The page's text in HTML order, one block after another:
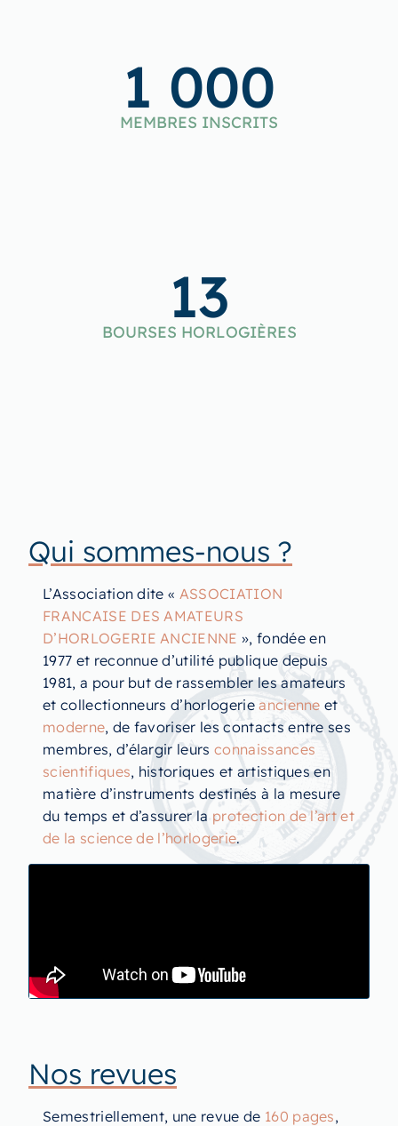
MEMBRES INSCRITS
1 000
BOURSES HORLOGIÈRES
13
Qui sommes-nous ?
L’Association dite « ASSOCIATION
FRANCAISE DES AMATEURS
D’HORLOGERIE ANCIENNE », fondée en
1977 et reconnue d’utilité publique depuis
1981, a pour but de rassembler les amateurs
et collectionneurs d’horlogerieancienne et
moderne, de favoriser les contacts entre ses
membres, d’élargir leursconnaissances
scientifiques, historiques et artistiques en
matière d’instruments destinés à la mesure
du temps et d’assurer la protection de l’art et
de la science de l’horlogerie.
Nos revues
Semestriellement, une revue de 160 pages,